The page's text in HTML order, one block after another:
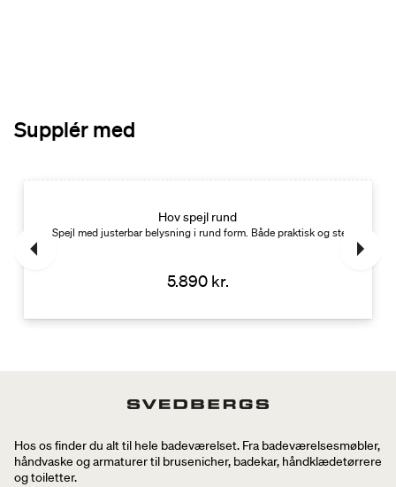
Supplér med
Hov spejl rund
Spejl med justerbar belysning i rund form. Både praktisk og
5.890 kr.
Hos os finder du alt til hele badeværelset. Fra badeværelsesmøbler,
håndvaske og armaturer til brusenicher, badekar, håndklædetørrere
og toiletter.